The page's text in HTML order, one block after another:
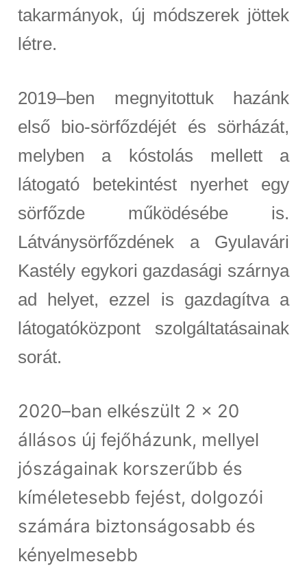
takarmányok, új módszerek jöttek
létre.
2019–ben megnyitottuk hazánk
első bio-sörfőzdéjét és sörházát,
melyben a kóstolás mellett a
látogató betekintést nyerhet egy
sörfőzde működésébe is.
Látványsörfőzdének a Gyulavári
Kastély egykori gazdasági szárnya
ad helyet, ezzel is gazdagítva a
látogatóközpont szolgáltatásainak
sorát.
2020–ban elkészült 2 x 20
állásos új fejőházunk, mellyel
jószágainak korszerűbb és
kíméletesebb fejést, dolgozói
számára biztonságosabb és
kényelmesebb